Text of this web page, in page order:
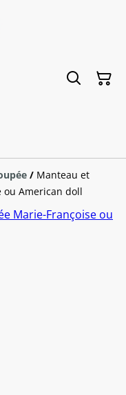
/ Manteau et
ou American doll